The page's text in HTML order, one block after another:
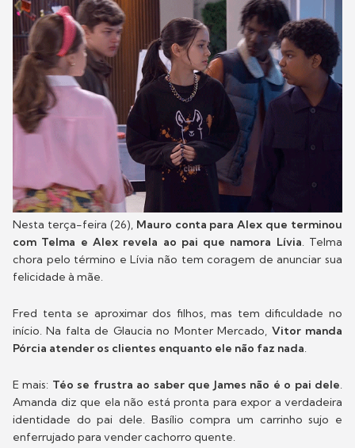
Nesta terça-feira (26), Mauro conta para Alex que terminou
com Telma e Alex revela ao pai que namora Lívia. Telma
chora pelo término e Lívia não tem coragem de anunciar sua
felicidade à mãe.
Fred tenta se aproximar dos filhos, mas tem dificuldade no
início. Na falta de Glaucia no Monter Mercado, Vitor manda
Pórcia atender os clientes enquanto ele não faz nada.
E mais: Téo se frustra ao saber que James não é o pai dele.
Amanda diz que ela não está pronta para expor a verdadeira
identidade do pai dele. Basílio compra um carrinho sujo e
enferrujado para vender cachorro quente.